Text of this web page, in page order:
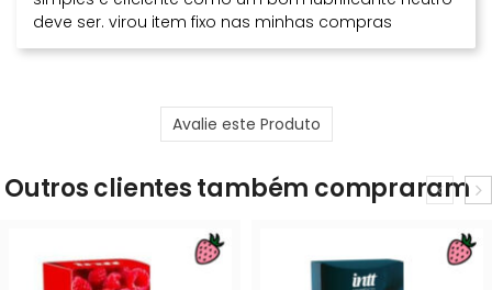
deve ser. virou item fixo nas minhas compras
Avalie este Produto
Outros clientes também compraram